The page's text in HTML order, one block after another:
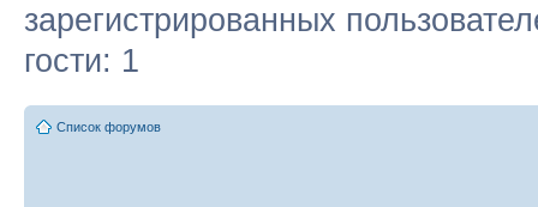
зарегистрированных
гости: 1
Список форумов